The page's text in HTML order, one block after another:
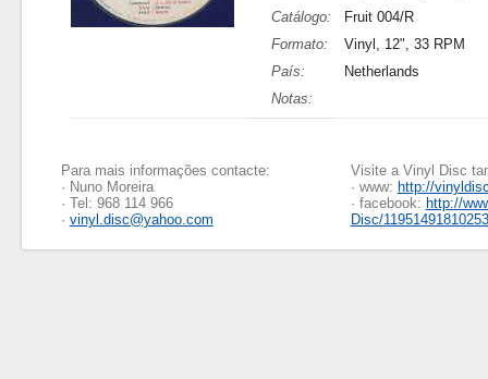
Catálogo:
Fruit 004/R
Formato:
Vinyl, 12", 33 RPM
País:
Netherlands
Notas:
Para mais informações contacte:
· Nuno Moreira
· Tel: 968 114 966
· vinyl.disc@yahoo.com
Visite a Vinyl Disc
· www: http://
· facebook: http://
Disc/